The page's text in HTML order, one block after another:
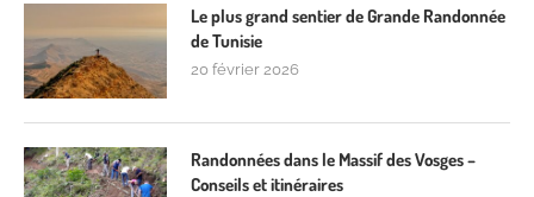
Le plus grand sentier de Grande Randonnée
de Tunisie
20 février 2026
Randonnées dans le Massif des Vosges –
Conseils et itinéraires